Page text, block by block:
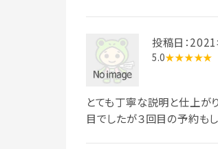
投稿日：
5.0★★★★★
とても丁寧な説明と仕上が
目でしたが３回目の予約もし